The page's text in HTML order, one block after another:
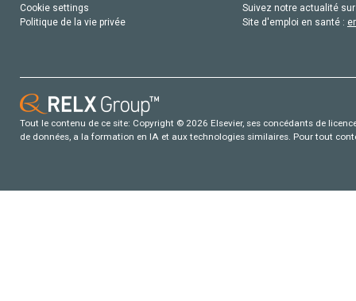
Cookie settings
Politique de la vie privée
Suivez notre actualité
Site d'emploi en santé :
Tout le contenu de ce site: Copyright © 2026 Elsevier, ses concédants de
de données, a la formation en IA et aux technologies similaires. Pour tout